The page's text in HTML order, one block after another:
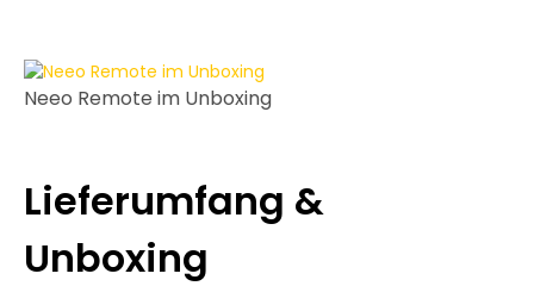
Neeo Remote im Unboxing
Lieferumfang &
Unboxing